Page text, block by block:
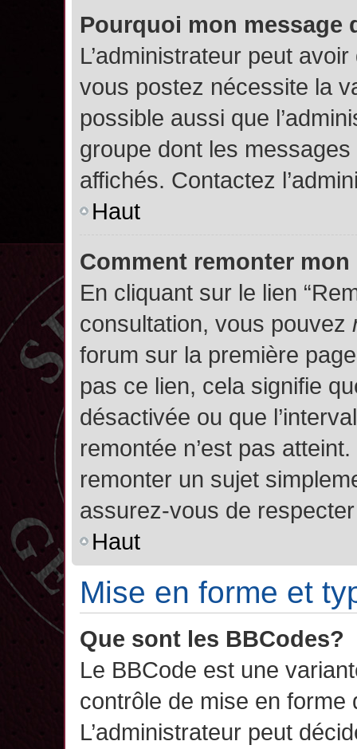
Pourquoi mon message
L’administrateur peut
vous postez nécessite la
possible aussi que
groupe dont les
affichés. Contactez
Haut
Comment remonter
En cliquant sur le lien
consultation, vous pouvez
forum sur la première
pas ce lien, cela signifie
désactivée ou que
remontée n’est pas
remonter un sujet
assurez-vous de
Haut
Mise en forme et
Que sont les BBCodes?
Le BBCode est une
contrôle de mise en forme
L’administrateur peut